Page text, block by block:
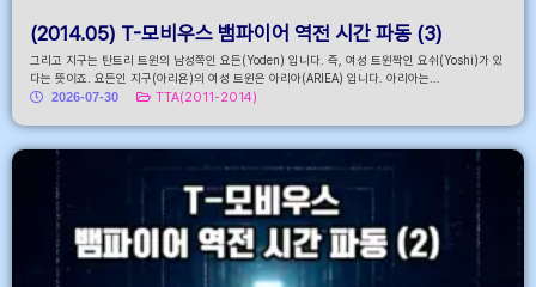
(2014.05) T-모비우스 뱀파이어 역전 시간 파동 (3)
그리고 지구는 탄트리 트윈의 남성쪽인 요든(Yoden) 입니다. 즉, 여성 트윈짝인 요쉬(Yoshi)가 있
다는 뜻이죠. 요든인 지구(아리욘)의 여성 트윈은 아리아(ARIEA) 입니다. 아리아는...
2026-07-30
TTA(2011-2014)